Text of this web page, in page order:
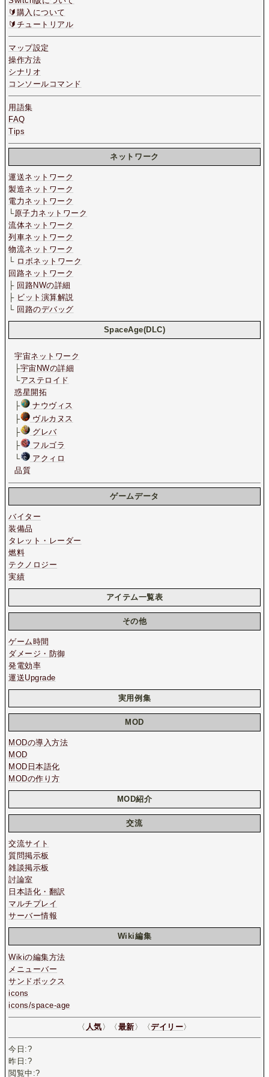
🔰購入について
🔰チュートリアル
マップ設定
操作方法
シナリオ
コンソールコマンド
用語集
FAQ
Tips
ネットワーク
運送ネットワーク
製造ネットワーク
電力ネットワーク
└原子力ネットワーク
流体ネットワーク
列車ネットワーク
物流ネットワーク
└ ロボネットワーク
回路ネットワーク
├ 回路NWの詳細
├ ビット演算解説
└ 回路のデバッグ
SpaceAge(DLC)
宇宙ネットワーク
├宇宙NWの詳細
└アステロイド
惑星開拓
├
ナウヴィス
├
ヴルカヌス
├
グレバ
├
フルゴラ
└
アクィロ
品質
ゲームデータ
バイター
装備品
タレット・レーダー
燃料
テクノロジー
実績
アイテム一覧表
その他
ゲーム時間
ダメージ・防御
発電効率
運送Upgrade
実用例集
MOD
MODの導入方法
MOD
MOD日本語化
MODの作り方
MOD紹介
交流
交流サイト
質問掲示板
雑談掲示板
討論室
日本語化・翻訳
マルチプレイ
サーバー情報
Wiki編集
Wikiの編集方法
メニューバー
サンドボックス
icons
icons/space-age
〈 人気 〉〈 最新 〉〈デイリー〉
今日:?
昨日:?
閲覧中:?